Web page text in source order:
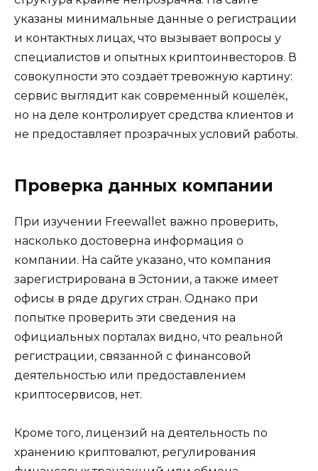
указаны минимальные данные о регистрации
и контактных лицах, что вызывает вопросы у
специалистов и опытных криптоинвесторов. В
совокупности это создаёт тревожную картину:
сервис выглядит как современный кошелёк,
но на деле контролирует средства клиентов и
не предоставляет прозрачных условий работы.
Проверка данных компании
При изучении Freewallet важно проверить,
насколько достоверна информация о
компании. На сайте указано, что компания
зарегистрирована в Эстонии, а также имеет
офисы в ряде других стран. Однако при
попытке проверить эти сведения на
официальных порталах видно, что реальной
регистрации, связанной с финансовой
деятельностью или предоставлением
криптосервисов, нет.
Кроме того, лицензий на деятельность по
хранению криптовалют, регулирования